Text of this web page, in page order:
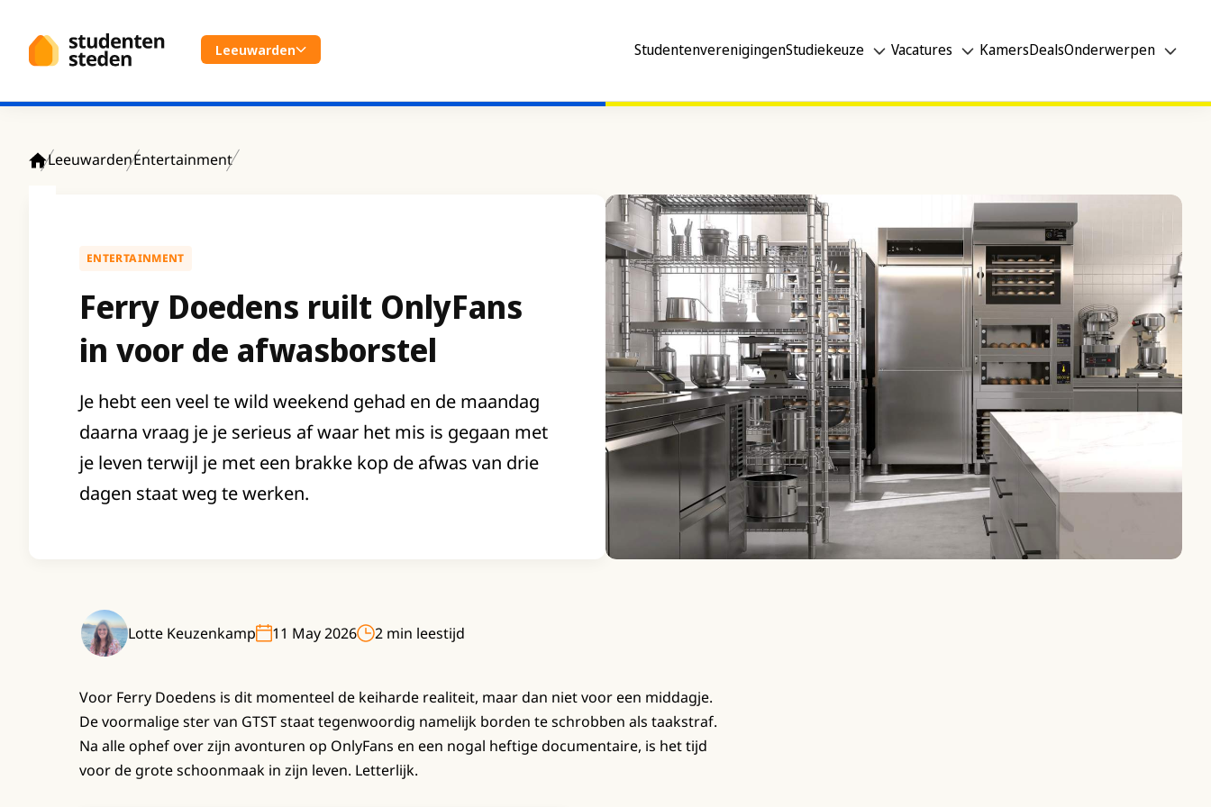
Leeuwarden StudentenverenigingenStudiekeuze Vacatures KamersDealsOnderwerpen
LeeuwardenEntertainment
ENTERTAINMENT
Ferry Doedens ruilt OnlyFans
in voor de afwasborstel
Je hebt een veel te wild weekend gehad en de maandag
daarna vraag je je serieus af waar het mis is gegaan met
je leven terwijl je met een brakke kop de afwas van drie
dagen staat weg te werken.
Lotte Keuzenkamp 11 May 2026 2 min leestijd
Voor Ferry Doedens is dit momenteel de keiharde realiteit, maar dan niet voor een middagje.
De voormalige ster van GTST staat tegenwoordig namelijk borden te schrobben als taakstraf.
Na alle ophef over zijn avonturen op OnlyFans en een nogal heftige documentaire, is het tijd
voor de grote schoonmaak in zijn leven. Letterlijk.